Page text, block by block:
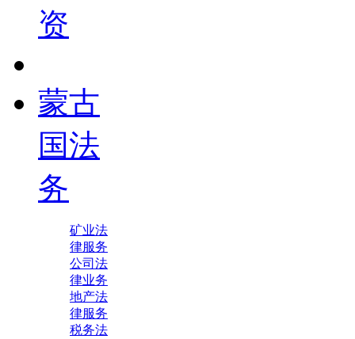
资
蒙古
国法
务
矿业法
律服务
公司法
律业务
地产法
律服务
税务法